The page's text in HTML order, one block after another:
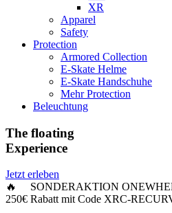
XR
Apparel
Safety
Protection
Armored Collection
E-Skate Helme
E-Skate Handschuhe
Mehr Protection
Beleuchtung
The floating
Experience
Jetzt erleben
🔥 SONDERAKTION
250€ Rabattmit Code XRC-